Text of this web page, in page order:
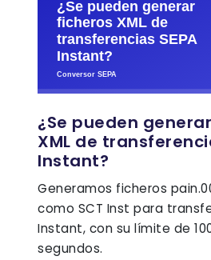
¿Se pueden
XML de
Instant?
Generamos ficheros
como SCT Inst para
Instant, con su límite de
segundos.